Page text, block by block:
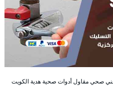
صحي مقاول أدوات صحية هدية الكويت